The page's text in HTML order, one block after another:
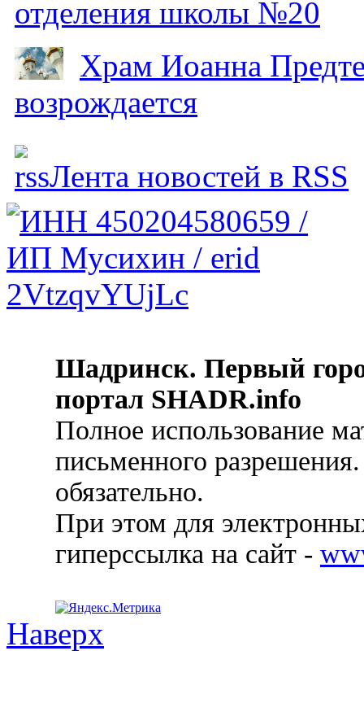
отделения школы №20
Храм Иоанна
возрождается
Лента новостей в RSS
Шадринск. Первый
портал SHADR.info
Полное использование
письменного
обязательно.
При этом для
гиперссылка на сайт -
Наверх